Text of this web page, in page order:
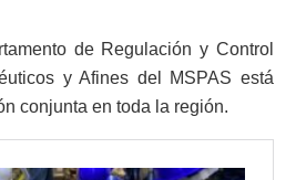
de Regulación y Control
y Afines del MSPAS está
conjunta en toda la región.